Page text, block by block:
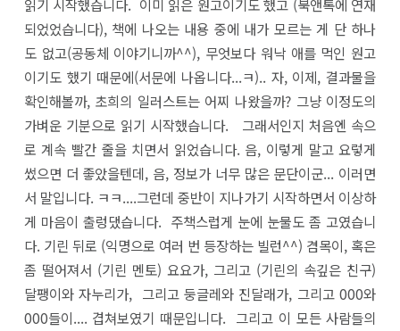
읽기 시작했습니다. 이미 읽은 원고이기도 했고 (북앤톡에 연재
되었었습니다), 책에 나오는 내용 중에 내가 모르는 게 단 하나
도 없고(공동체 이야기니까^^), 무엇보다 워낙 애를 먹인 원고
이기도 했기 때문에(서문에 나옵니다...ㅋ).. 자, 이제, 결과물을
확인해볼까, 초희의 일러스트는 어찌 나왔을까? 그냥 이정도의
가벼운 기분으로 읽기 시작했습니다. 그래서인지 처음엔 속으
로 계속 빨간 줄을 치면서 읽었습니다. 음, 이렇게 말고 요렇게
썼으면 더 좋았을텐데, 음, 정보가 너무 많은 문단이군... 이러면
서 말입니다. ㅋㅋ....그런데 중반이 지나가기 시작하면서 이상하
게 마음이 출렁댔습니다. 주책스럽게 눈에 눈물도 좀 고였습니
다. 기린 뒤로 (익명으로 여러 번 등장하는 빌런^^) 겸목이, 혹은
좀 떨어져서 (기린 멘토) 요요가, 그리고 (기린의 속깊은 친구)
달팽이와 자누리가, 그리고 둥글레와 진달래가, 그리고 000와
000들이.... 겹쳐보였기 때문입니다. 그리고 이 모든 사람들의